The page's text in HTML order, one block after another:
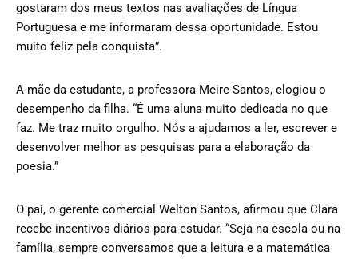
gostaram dos meus textos nas avaliações de Língua
Portuguesa e me informaram dessa oportunidade. Estou
muito feliz pela conquista”.
A mãe da estudante, a professora Meire Santos, elogiou o
desempenho da filha. “É uma aluna muito dedicada no que
faz. Me traz muito orgulho. Nós a ajudamos a ler, escrever e
desenvolver melhor as pesquisas para a elaboração da
poesia.”
O pai, o gerente comercial Welton Santos, afirmou que Clara
recebe incentivos diários para estudar. “Seja na escola ou na
família, sempre conversamos que a leitura e a matemática